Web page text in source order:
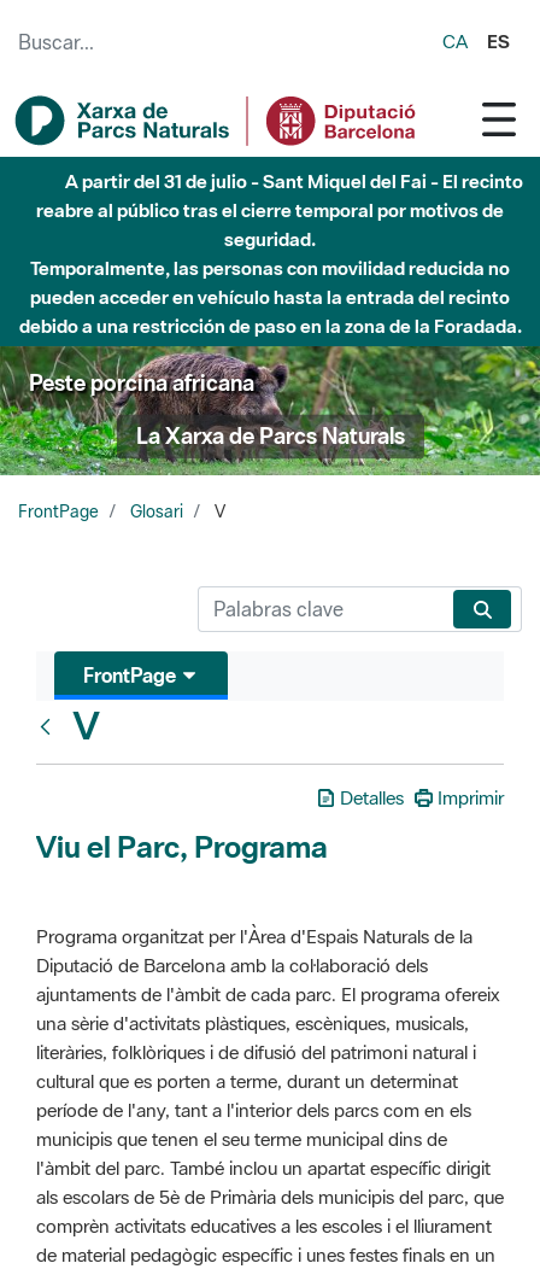
CA ES
A partir del 31 de julio - Sant Miquel del Fai - El recinto
reabre al público tras el cierre temporal por motivos de
seguridad.
Temporalmente, las personas con movilidad reducida no
pueden acceder en vehículo hasta la entrada del recinto
debido a una restricción de paso en la zona de la Foradada.
Peste porcina africana
La Xarxa de Parcs Naturals
FrontPage Glosari V
FrontPage
V
Detalles Imprimir
Viu el Parc, Programa
Programa organitzat per l'Àrea d'Espais Naturals de la
Diputació de Barcelona amb la col·laboració dels
ajuntaments de l'àmbit de cada parc. El programa ofereix
una sèrie d'activitats plàstiques, escèniques, musicals,
literàries, folklòriques i de difusió del patrimoni natural i
cultural que es porten a terme, durant un determinat
període de l'any, tant a l'interior dels parcs com en els
municipis que tenen el seu terme municipal dins de
l'àmbit del parc. També inclou un apartat específic dirigit
als escolars de 5è de Primària dels municipis del parc, que
comprèn activitats educatives a les escoles i el lliurament
de material pedagògic específic i unes festes finals en un